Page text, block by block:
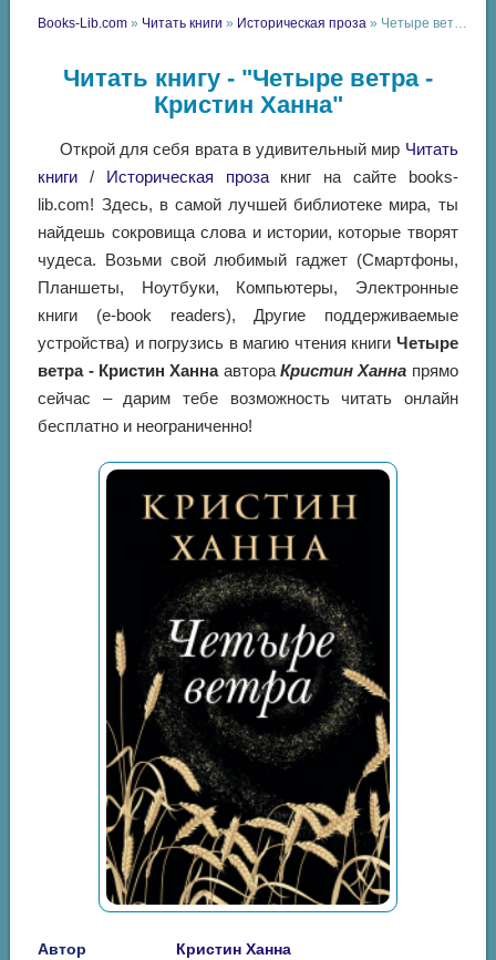
Books-Lib.com » Читать книги » Историческая проза » Четыре ветра - Кристин Ханна
Читать книгу - "Четыре ветра -
Кристин Ханна"
Открой для себя врата в удивительный мир Читать
книги / Историческая прозакниг на сайте books-
lib.com! Здесь, в самой лучшей библиотеке мира, ты
найдешь сокровища слова и истории, которые творят
чудеса. Возьми свой любимый гаджет (Смартфоны,
Планшеты, Ноутбуки, Компьютеры, Электронные
книги (e-book readers), Другие поддерживаемые
устройства) и погрузись в магию чтения книги Четыре
ветра - Кристин Ханнаавтора Кристин Ханна прямо
сейчас – дарим тебе возможность читать онлайн
бесплатно и неограниченно!
Автор
Кристин Ханна